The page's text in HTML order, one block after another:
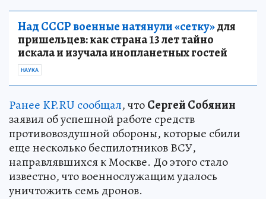
Над СССР военные натянули «сетку»для
пришельцев: как страна 13 лет тайно
искала и изучала инопланетных гостей
НАУКА
Ранее KP.RU сообщал, чтоСергей Собянин
заявил об успешной работе средств
противовоздушной обороны, которые сбили
еще несколько беспилотников ВСУ,
направлявшихся к Москве. До этого стало
известно, что военнослужащим удалось
уничтожить семь дронов.